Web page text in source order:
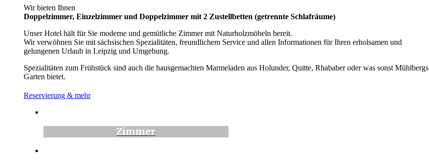
Wir bieten Ihnen
Doppelzimmer, Einzelzimmer und Doppelzimmer mit 2 Zustellbetten (getrennte Schlafräume)
Unser Hotel hält für Sie moderne und gemütliche Zimmer mit Naturholzmöbeln bereit.
Wir verwöhnen Sie mit sächsischen Spezialitäten, freundlichem Service und allen Informationen für Ihren erholsamen und
gelungenen Urlaub in Leipzig und Umgebung.
Spezialitäten zum Frühstück sind auch die hausgemachten Marmeladen aus Holunder, Quitte, Rhababer oder was sonst Mühlbergs
Garten bietet.
Reservierung & mehr
Zimmer